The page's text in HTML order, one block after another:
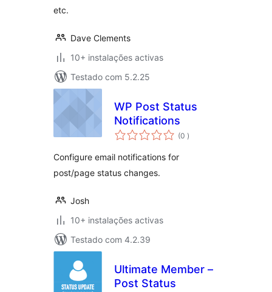
etc.
Dave Clements
10+ instalações activas
Testado com 5.2.25
WP Post Status
Notifications
(0 classificações
)
Configure email notifications for
post/page status changes.
Josh
10+ instalações activas
Testado com 4.2.39
Ultimate Member –
Post Status